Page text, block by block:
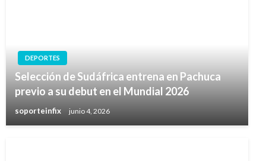
DEPORTES
Selección de Sudáfrica entrena en Pachuca
previo a su debut en el Mundial 2026
soporteinfix junio 4, 2026